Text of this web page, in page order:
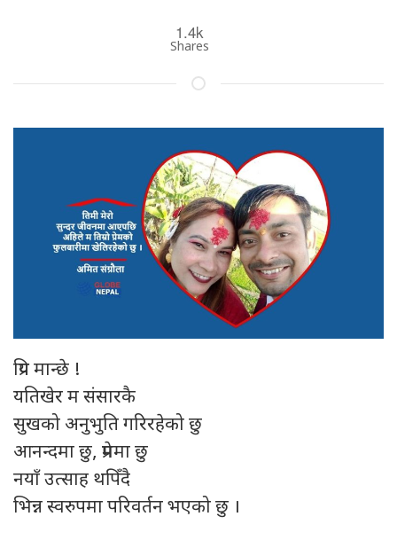
1.4k
Shares
प्रिय मान्छे !
यतिखेर म संसारकै
सुखको अनुभुति गरिरहेको छु
आनन्दमा छु, प्रेममा छु
नयाँ उत्साह थपिँदै
भिन्न स्वरुपमा परिवर्तन भएको छु ।